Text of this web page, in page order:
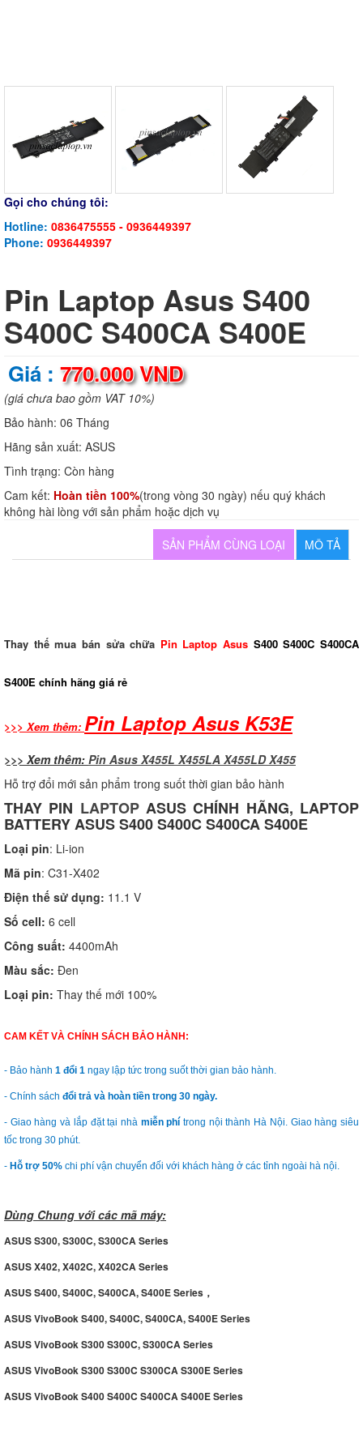
Gọi cho chúng tôi:
Hotline: 0836475555 - 0936449397
Phone: 0936449397
Pin Laptop Asus S400
S400C S400CA S400E
Giá : 770.000 VND
(giá chưa bao gồm VAT 10%)
Bảo hành: 06 Tháng
Hãng sản xuất: ASUS
Tình trạng: Còn hàng
Cam kết: Hoàn tiền 100%(trong vòng 30 ngày) nếu quý khách
không hài lòng với sản phẩm hoặc dịch vụ
MÔ TẢ
SẢN PHẨM CÙNG LOẠI
Thay thế mua bán sửa chữa Pin Laptop Asus S400 S400C S400CA
S400E chính hãng giá rẻ
>>> Xem thêm: Pin Laptop Asus K53E
>>> Xem thêm: Pin Asus X455L X455LA X455LD X455
Hỗ trợ đổi mới sản phẩm trong suốt thời gian bảo hành
THAY PIN LAPTOPASUS CHÍNH HÃNG, LAPTOP
BATTERY ASUS S400 S400C S400CA S400E
Loại pin: Li-ion
Mã pin: C31-X402
Điện thế sử dụng: 11.1 V
Số cell: 6 cell
Công suất: 4400mAh
Màu sắc: Đen
Loại pin: Thay thế mới 100%
CAM KẾT VÀ CHÍNH SÁCH BẢO HÀNH:
- Bảo hành 1 đổi 1 ngay lập tức trong suốt thời gian bảo hành.
- Chính sách đổi trả và hoàn tiền trong 30 ngày.
- Giao hàng và lắp đặt tại nhà miễn phí trong nội thành Hà Nội. Giao hàng siêu
tốc trong 30 phút.
- Hỗ trợ 50% chi phí vận chuyển đối với khách hàng ở các tỉnh ngoài hà nội.
Dùng Chung với các mã máy:
ASUS S300, S300C, S300CA Series
ASUS X402, X402C, X402CA Series
ASUS S400, S400C, S400CA, S400E Series，
ASUS VivoBook S400, S400C, S400CA, S400E Series
ASUS VivoBook S300 S300C, S300CA Series
ASUS VivoBook S300 S300C S300CA S300E Series
ASUS VivoBook S400 S400C S400CA S400E Series